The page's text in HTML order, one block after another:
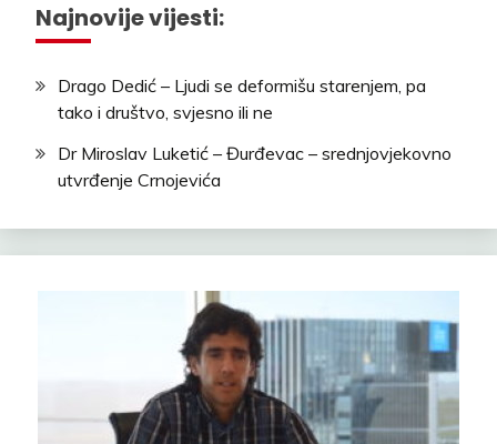
Najnovije vijesti:
Drago Dedić – Ljudi se deformišu starenjem, pa
tako i društvo, svjesno ili ne
Dr Miroslav Luketić – Đurđevac – srednjovjekovno
utvrđenje Crnojevića